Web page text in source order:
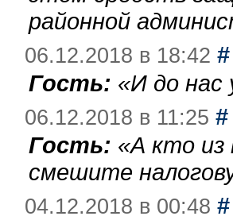
районной
06.12.2018 в 18:42 #
Гость: «И до нас
06.12.2018 в 11:25 #
Гость: «А кто из
смешите
04.12.2018 в 00:48 #